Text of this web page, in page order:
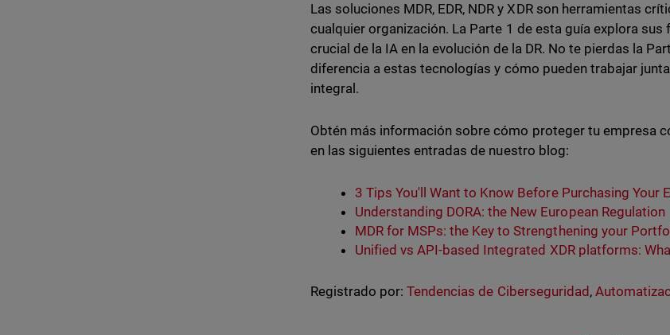
Las soluciones MDR, EDR, NDR y XDR son herramientas
cualquier organización. La Parte 1 de esta guía explora sus
crucial de la IA en la evolución de la DR. No te pierdas la
diferencia a estas tecnologías y cómo pueden trabajar
integral.
Obtén más información sobre cómo proteger tu empresa
en las siguientes entradas de nuestro blog:
3 Tips You'll Want to Know Before Purchasing Your
Understanding DORA: the New European Regulation
MDR for MSPs: the Key to Strengthening your
Unified vs API-based Integrated XDR platforms:
Registrado por: Tendencias de Ciberseguridad ,